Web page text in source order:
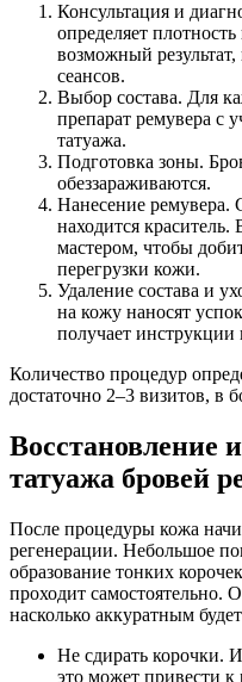
Консультация и
определяет
возможный результат,
сеансов.
Выбор состава. Для
препарат ремувера с
татуажа.
Подготовка зоны.
обеззараживаются.
Нанесение ремувера.
находится
мастером, чтобы
перегрузки кожи.
Удаление состава и
на кожу наносят
получает инструкции
Количество процедур
достаточно 2–3 визитов, в
Восстановление
татуажа бровей
После процедуры кожа
регенерации. Небольшое
образование тонких
проходит самостоятельно.
насколько аккуратным
Не сдирать корочки.
это может привести